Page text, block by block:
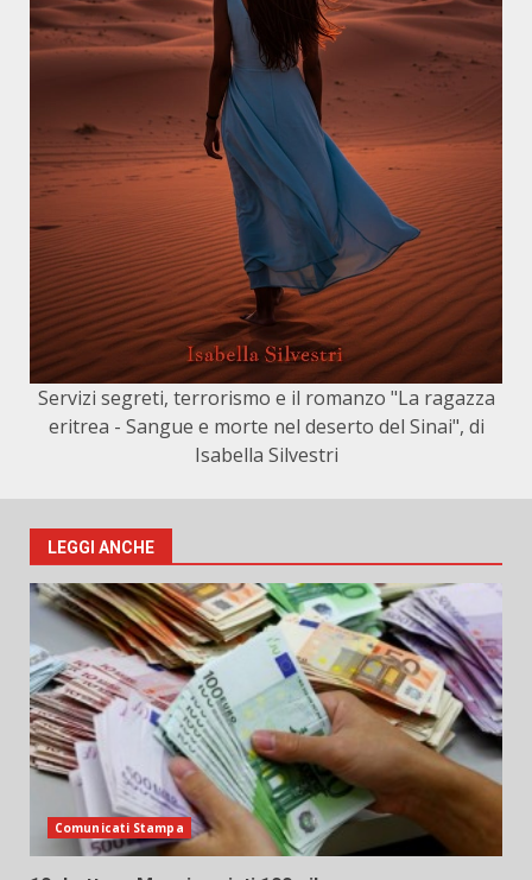
Servizi segreti, terrorismo e il romanzo "La ragazza
eritrea - Sangue e morte nel deserto del Sinai", di
Isabella Silvestri
LEGGI ANCHE
Comunicati Stampa